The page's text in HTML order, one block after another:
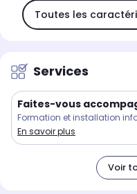
Toutes les
Services
Faites-vous
Formation et installation
En savoir plus
Voir